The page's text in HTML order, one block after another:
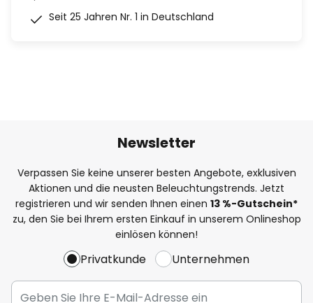
Seit 25 Jahren Nr. 1 in Deutschland
Newsletter
Verpassen Sie keine unserer besten Angebote, exklusiven
Aktionen und die neusten Beleuchtungstrends. Jetzt
registrieren und wir senden Ihnen einen 13 %-Gutschein*
zu, den Sie bei Ihrem ersten Einkauf in unserem Onlineshop
einlösen können!
Privatkunde Unternehmen